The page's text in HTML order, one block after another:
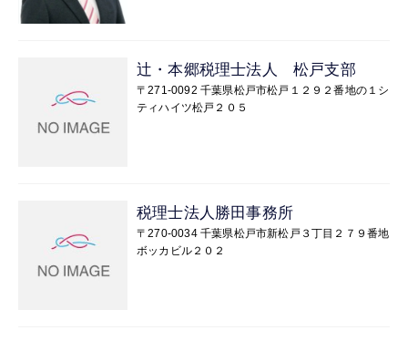
辻・本郷税理士法人 松戸支部
〒271-0092 千葉県松戸市松戸１２９２番地の１シ
ティハイツ松戸２０５
税理士法人勝田事務所
〒270-0034 千葉県松戸市新松戸３丁目２７９番地
ボッカビル２０２